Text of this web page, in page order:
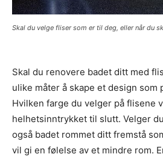
Skal du velge fliser som er til deg, eller når du
Skal du renovere badet ditt med
ulike måter å skape et design som
Hvilken farge du velger på flisene
helhetsinntrykket til slutt. Velger
også badet rommet ditt fremstå
vil gi en følelse av et mindre rom.